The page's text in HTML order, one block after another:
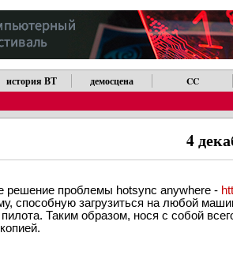
история ВТ демосцена CC
4
решение проблемы hotsync anywhere -
способную загрузиться на любой
Таким образом, нося с собой